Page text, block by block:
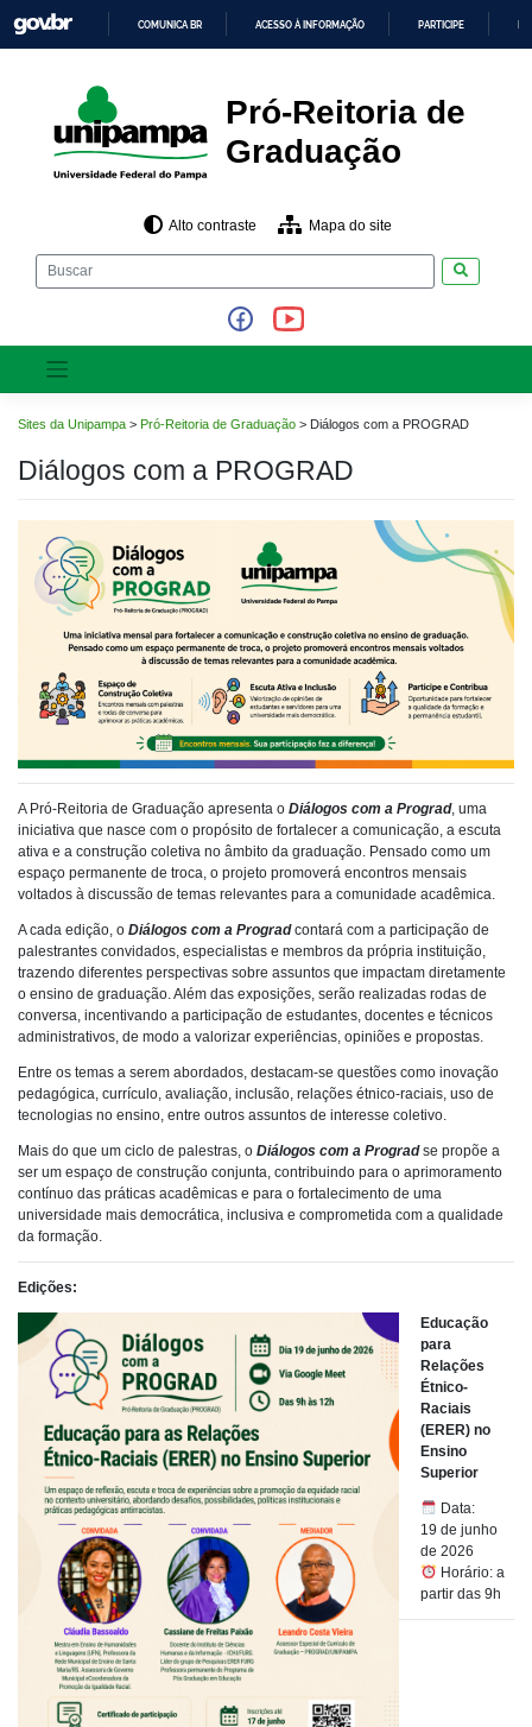
para
o
CONTEÚDO
COMUNICA BR ACESSO À INFORMAÇÃO PARTICIPE
Pró-Reitoria de
Graduação
Alto contraste Mapa do site
Sites da Unipampa > Pró-Reitoria de Graduação > Diálogos com a PROGRAD
Diálogos com a PROGRAD
A Pró-Reitoria de Graduação apresenta o Diálogos com a Prograd, uma
iniciativa que nasce com o propósito de fortalecer a comunicação, a escuta
ativa e a construção coletiva no âmbito da graduação. Pensado como um
espaço permanente de troca, o projeto promoverá encontros mensais
voltados à discussão de temas relevantes para a comunidade acadêmica.
A cada edição, o Diálogos com a Progradcontará com a participação de
palestrantes convidados, especialistas e membros da própria instituição,
trazendo diferentes perspectivas sobre assuntos que impactam diretamente
o ensino de graduação. Além das exposições, serão realizadas rodas de
conversa, incentivando a participação de estudantes, docentes e técnicos
administrativos, de modo a valorizar experiências, opiniões e propostas.
Entre os temas a serem abordados, destacam-se questões como inovação
pedagógica, currículo, avaliação, inclusão, relações étnico-raciais, uso de
tecnologias no ensino, entre outros assuntos de interesse coletivo.
Mais do que um ciclo de palestras, o Diálogos com a Progradse propõe a
ser um espaço de construção conjunta, contribuindo para o aprimoramento
contínuo das práticas acadêmicas e para o fortalecimento de uma
universidade mais democrática, inclusiva e comprometida com a qualidade
da formação.
Edições:
Educação
para
Relações
Étnico-
Raciais
(ERER) no
Ensino
Superior
Data:
19 de junho
de 2026
Horário: a
partir das 9h